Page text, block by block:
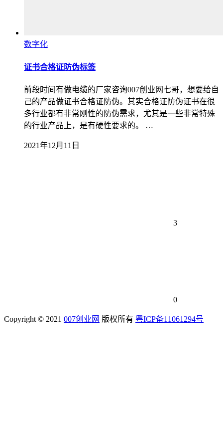
数字化
证书合格证防伪标签
前段时间有做电缆的厂家咨询007创业网七哥，想要给自
己的产品做证书合格证防伪。其实合格证防伪证书在很
多行业都有非常刚性的防伪需求，尤其是一些非常特殊
的行业产品上，是有硬性要求的。 …
2021年12月11日
3
0
Copyright © 2021 007创业网 版权所有 粤ICP备11061294号